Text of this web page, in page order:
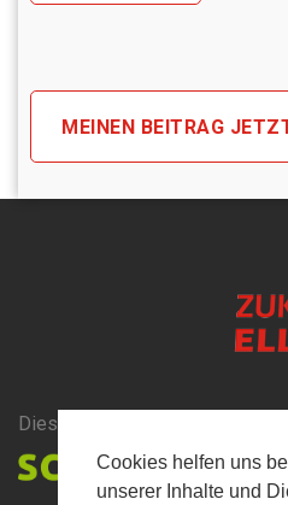
Cookies helfen uns
unserer Inhalte und
Dieses Projekt wird unterstützt